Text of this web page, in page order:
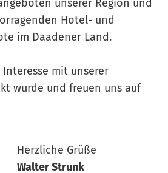
unserer Region und
Hotel- und
im Daadener Land.
mit unserer
wurde und freuen uns auf
Herzliche Grüße
Walter Strunk